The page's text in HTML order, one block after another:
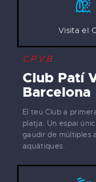
Visita el
C.P.V.B
Club Patí
Barcelona
El teu Club a
platja. Un espai
gaudir de múltiples
aquàtiques.